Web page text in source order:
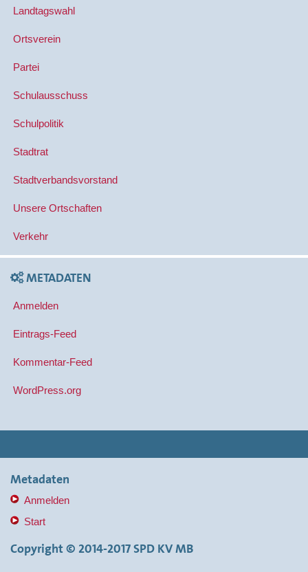
Landtagswahl
Ortsverein
Partei
Schulausschuss
Schulpolitik
Stadtrat
Stadtverbandsvorstand
Unsere Ortschaften
Verkehr
METADATEN
Anmelden
Eintrags-Feed
Kommentar-Feed
WordPress.org
Metadaten
Anmelden
Start
Copyright © 2014-2017 SPD KV MB